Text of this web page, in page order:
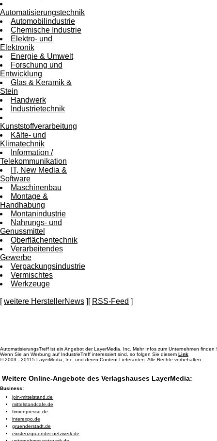
Automatisierungstechnik
Automobilindustrie
Chemische Industrie
Elektro- und
Elektronik
Energie & Umwelt
Forschung und
Entwicklung
Glas & Keramik &
Stein
Handwerk
Industrietechnik
Kunststoffverarbeitung
Kälte- und
Klimatechnik
Information /
Telekommunikation
IT, New Media &
Software
Maschinenbau
Montage &
Handhabung
Montanindustrie
Nahrungs- und
Genussmittel
Oberflächentechnik
Verarbeitendes
Gewerbe
Verpackungsindustrie
Vermischtes
Werkzeuge
[weitere HerstellerNews ][ RSS-Feed ]
AutomatisierungsTreff ist ein Angebot der LayerMedia, Inc. Mehr Infos zum Unternehmen finden
Wenn Sie an Werbung auf IndustrieTreff interessiert sind, so folgen Sie diesem Link
© 2003 - 20115 LayerMedia, Inc. und deren Content-Lieferanten. Alle Rechte vorbehalten.
Weitere Online-Angebote des Verlagshauses LayerMedia:
Business:
join-mittelstand.de
mittelstandcafe.de
firmenpresse.de
interexpo.de
gruenderstadt.de
existenzgruender-netzwerk.de